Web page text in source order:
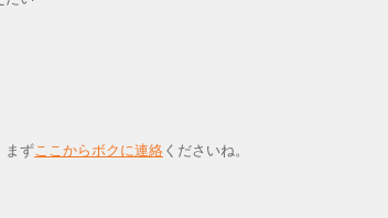
まずここからボクに連絡 くださいね。